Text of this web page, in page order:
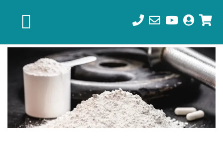
navegación
principal
principal
de
página